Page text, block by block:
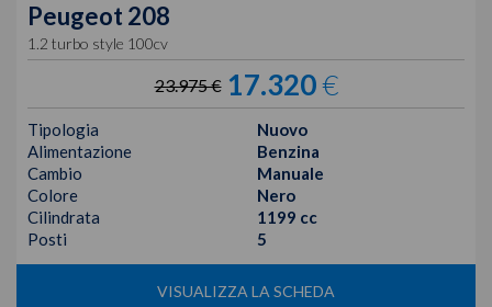
Peugeot 208
1.2 turbo style 100cv
23.975 € 17.320€
Tipologia
Nuovo
Alimentazione
Benzina
Cambio
Manuale
Colore
Nero
Cilindrata
1199 cc
Posti
5
VISUALIZZA LA SCHEDA